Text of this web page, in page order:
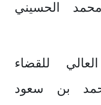
محمد الحسيني
للقضاء
بن سعود